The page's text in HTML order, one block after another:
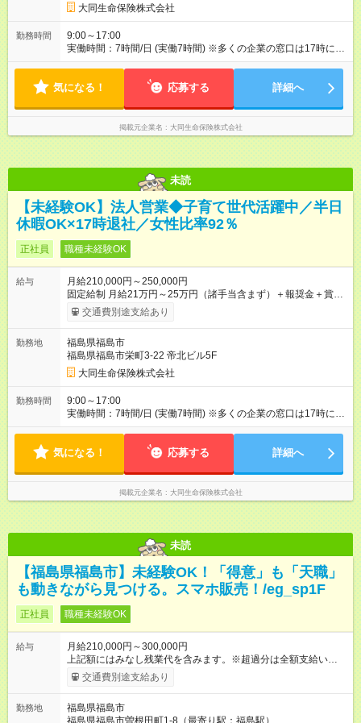
す。大同生命保険株式会社
勤務時間
9:00～17:00
実働時間：7時間/日 (実働7時間) ※多くの企業の窓口は17時に閉
まるため、夜遅くまでの営業はありません。定時に退社する社
施。勤務時間は10：00～17：00（休憩1時間）。資格獲得のた
気になる！ 応募する 詳細へ
掲載元企業名 大同生命保険株式会社
未読
【未経験OK】法人営業◆子育て世代活躍中／半日
休暇OK×17時退社／女性比率92％
正社員 職種未経験OK
給与
月給210,000円～250,000円
固定給制 月給21万円～25万円（諸手当含まず）＋報奨金＋賞与
年2回 ※能力により異なる。 ★平均月収46万7000円（2024年度
実績） ※上記には賞与は含まれていません。 ◆入社前に行なわ
8000円です（※最低賃金以上を支給） 【試用期間】試用期間あ
り 試用期間の長さ：6ヶ月 雇用形態、給与は本採用時と同じで
す。
交通費別途支給あり
勤務地
福島県福島市
福島県福島市栄町3-22 帝北ビル5F
大同生命保険株式会社
勤務時間
9:00～17:00
実働時間：7時間/日 (実働7時間) ※多くの企業の窓口は17時に閉
まるため、夜遅くまでの営業はありません。定時に退社する社
施。勤務時間は10：00～17：00（休憩1時間）。資格獲得のた
気になる！ 応募する 詳細へ
掲載元企業名 大同生命保険株式会社
未読
【福島県福島市】未経験OK！「得意」も「天職」
も動きながら見つける。スマホ販売！/eg_sp1F
正社員 職種未経験OK
給与
月給210,000円～300,000円
上記額にはみなし残業代を含みます。※超過分は全額支給いたし
ます。 みなし残業代 14,616円／月 みなし残業時間 10時間／月
※給与額は能力やスキルを考慮し、当社規定により決定します。
給与は本採用時と同じです。
交通費別途支給あり
勤務地
福島県福島市
福島県福島市曽根田町1-8（最寄り駅：福島駅）